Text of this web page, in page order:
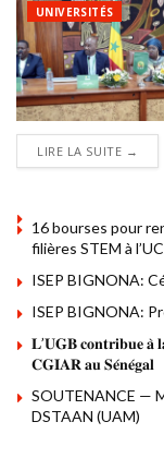
UNIVERSITÉS
LIRE LA SUITE →
16 bourses pour
filières STEM à
ISEP BIGNONA:
ISEP BIGNONA:
𝐋’𝐔𝐆𝐁 𝐜𝐨𝐧𝐭𝐫𝐢𝐛𝐮𝐞 𝐚̀
𝐂𝐆𝐈𝐀𝐑 𝐚𝐮 𝐒𝐞́𝐧𝐞́𝐠𝐚𝐥
SOUTENANCE —
DSTAAN (UAM)